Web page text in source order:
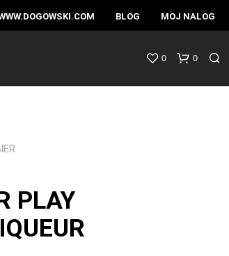
BLOG MOJ NALOG
0 0
PLAY